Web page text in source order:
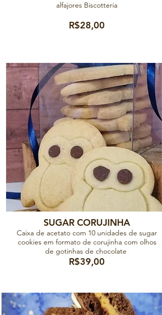
alfajores Biscotteria
R$28,00
SUGAR CORUJINHA
Caixa de acetato com 10 unidades de sugar
cookies em formato de corujinha com olhos
de gotinhas de chocolate
R$39,00